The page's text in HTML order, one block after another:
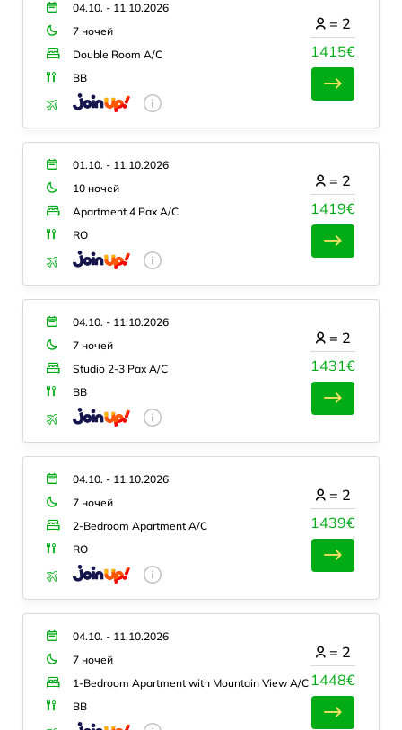
04.10. - 11.10.2026
7 ночей
Double Room A/C
BB
1415€
= 2
01.10. - 11.10.2026
10 ночей
Apartment 4 Pax A/C
RO
1419€
= 2
04.10. - 11.10.2026
7 ночей
Studio 2-3 Pax A/C
BB
1431€
= 2
04.10. - 11.10.2026
7 ночей
2-Bedroom Apartment A/C
RO
1439€
= 2
04.10. - 11.10.2026
7 ночей
1-Bedroom Apartment with Mountain View A/C
BB
1448€
= 2